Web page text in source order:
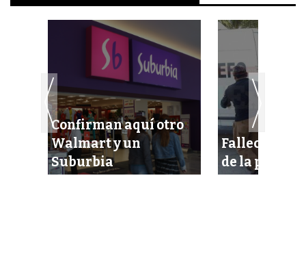
Confirman aquí otro
Walmart y un
Suburbia
Fallece
de la plaza